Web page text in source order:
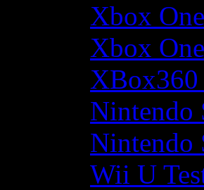
Xbox
Xbox
XBox360
Nintendo
Nintendo
Wii U